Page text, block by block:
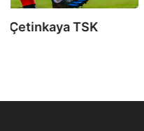
1.Hafta Mağusa Türk